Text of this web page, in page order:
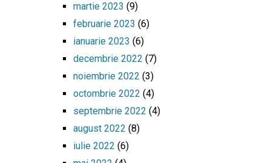
martie 2023 (9)
februarie 2023 (6)
ianuarie 2023 (6)
decembrie 2022 (7)
noiembrie 2022 (3)
octombrie 2022 (4)
septembrie 2022 (4)
august 2022 (8)
iulie 2022 (6)